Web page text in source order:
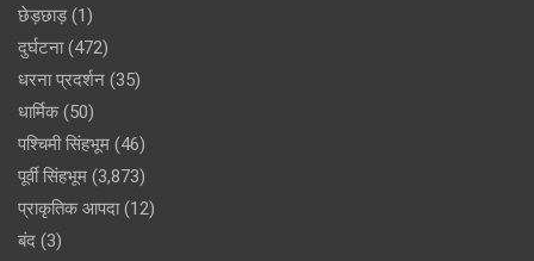
छेड़छाड़(1)
दुर्घटना(472)
धरना प्रदर्शन (35)
धार्मिक(50)
पश्चिमी सिंहभूम (46)
पूर्वी सिंहभूम (3,873)
प्राकृतिक आपदा(12)
बंद (3)